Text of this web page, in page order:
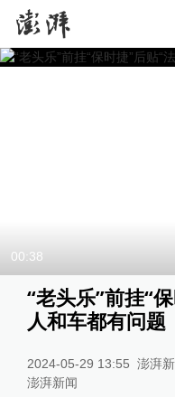
00:38
“老头乐”前挂“
人和车都有问题
2024-05-29 13:55 澎湃
澎湃新闻